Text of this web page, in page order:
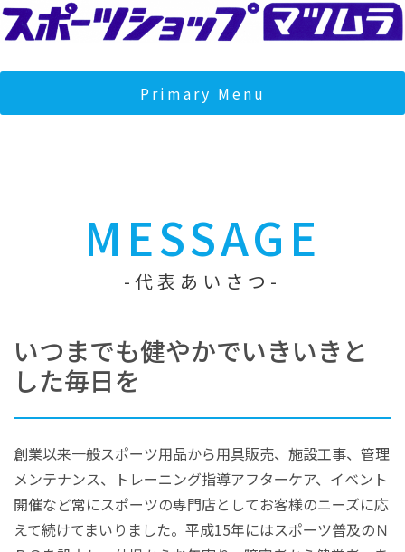
Skip
to
ジムとフィットネスジムを運営し、地域の健康とコミュニテ
サポートしております。
Primary Menu
MESSAGE
代表あいさつ
いつまでも健やかでいきいきと
した毎日を
創業以来一般スポーツ用品から用具販売、施設工事、管理
メンテナンス、トレーニング指導アフターケア、イベント
開催など常にスポーツの専門店としてお客様のニーズに応
えて続けてまいりました。平成15年にはスポーツ普及のＮ